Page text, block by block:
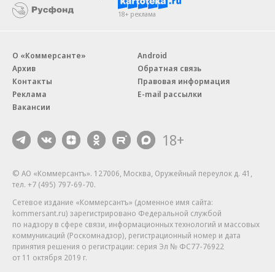
18+ реклама
О «Коммерсанте»
Архив
Контакты
Реклама
Вакансии
Android
Обратная связь
Правовая информация
E-mail рассылки
18+
© АО «Коммерсантъ». 127006, Москва, Оружейный переулок д. 41,
тел. +7 (495) 797-69-70.
Сетевое издание «Коммерсантъ» (доменное имя сайта:
kommersant.ru) зарегистрировано Федеральной службой
по надзору в сфере связи, информационных технологий и массовых
коммуникаций (Роскомнадзор), регистрационный номер и дата
принятия решения о регистрации: серия Эл № ФС77-76922
от 11 октября 2019 г.